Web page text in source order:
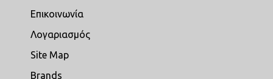
Επικοινωνία
Λογαριασμός
Site Map
Brands